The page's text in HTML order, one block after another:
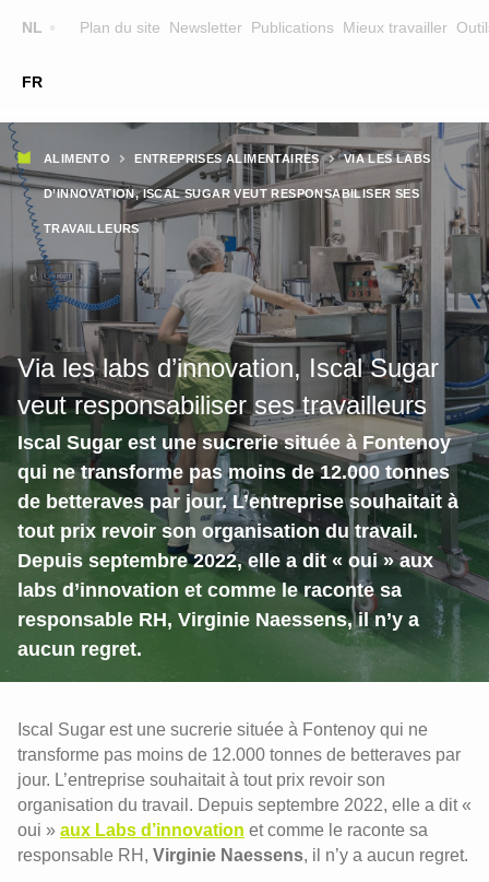
NL
FR
Plan du site Newsletter Publications Mieux travailler
Main
navigation
FORMATION
FORMATEURS
SUR ALIMENTO
EQUIPE
CONTACT
CHERCHER UNE FORMATION
Fil
d'Ariane
ALIMENTO ENTREPRISES ALIMENTAIRES VIA LES LABS
D’INNOVATION, ISCAL SUGAR VEUT RESPONSABILISER SES
TRAVAILLEURS
Via les labs d’innovation, Iscal Sugar
veut responsabiliser ses travailleurs
Iscal Sugar est une sucrerie située à Fontenoy
qui ne transforme pas moins de 12.000 tonnes
de betteraves par jour. L’entreprise souhaitait à
tout prix revoir son organisation du travail.
Depuis septembre 2022, elle a dit « oui » aux
labs d’innovation et comme le raconte sa
responsable RH, Virginie Naessens, il n’y a
aucun regret.
Iscal Sugar est une sucrerie située à Fontenoy qui ne
transforme pas moins de 12.000 tonnes de betteraves par
jour. L’entreprise souhaitait à tout prix revoir son
organisation du travail. Depuis septembre 2022, elle a dit «
oui » aux Labs d’innovation et comme le raconte sa
responsable RH, Virginie Naessens, il n’y a aucun regret.